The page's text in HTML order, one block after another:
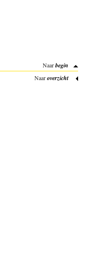
Naarbegin
Naaroverzicht